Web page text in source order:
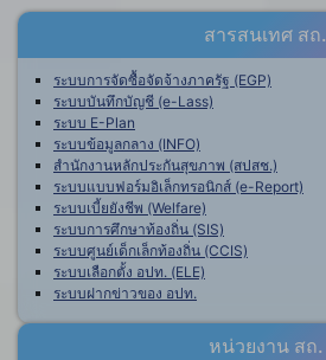
สารสนเทศ สถ.
ระบบการจัดซื้อจัดจ้างภาครัฐ (EGP)
ระบบบันทึกบัญชี (e-Lass)
ระบบ E-Plan
ระบบข้อมูลกลาง (INFO)
สำนักงานหลักประกันสุขภาพ (สปสช.)
ระบบแบบฟอร์มอิเล็กทรอนิกส์ (e-Report)
ระบบเบี้ยยังชีพ (Welfare)
ระบบการศึกษาท้องถิ่น (SIS)
ระบบศูนย์เด็กเล็กท้องถิ่น (CCIS)
ระบบเลือกตั้ง อปท. (ELE)
ระบบฝากข่าวของ อปท.
หน่วยงาน สถ.